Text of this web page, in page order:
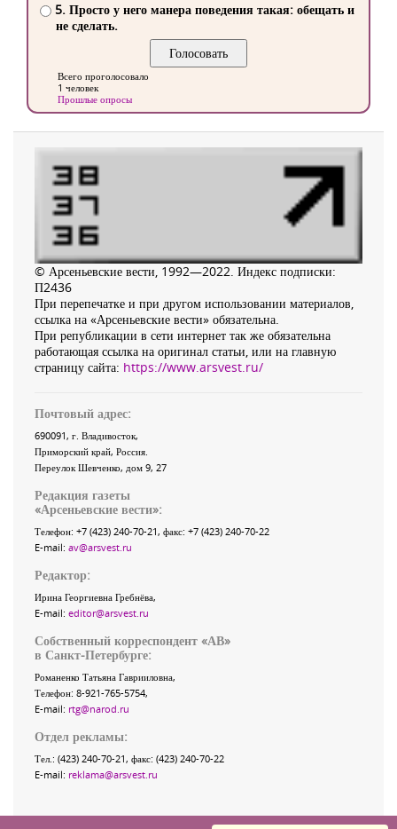
5. Просто у него манера поведения такая: обещать и
не сделать.
Всего проголосовало
1 человек
Прошлые опросы
© Арсеньевские вести, 1992—2022. Индекс подписки:
П2436
При перепечатке и при другом использовании материалов,
ссылка на «Арсеньевские вести» обязательна.
При републикации в сети интернет так же обязательна
работающая ссылка на оригинал статьи, или на главную
страницу сайта: https://www.arsvest.ru/
Почтовый адрес:
690091, г. Владивосток,
Приморский край, Россия
Переулок Шевченко, дом 9, 27
Редакция газеты
«Арсеньевские вести»:
Телефон: +7 (423) 240-70-21, факс: +7 (423) 240-70-22
E-mail: av@arsvest.ru
Редактор:
Ирина Георгиевна Гребнёва,
E-mail: editor@arsvest.ru
Собственный корреспондент «АВ»
в Санкт-Петербурге:
Романенко Татьяна Гаврииловна,
Телефон: 8-921-765-5754,
E-mail: rtg@narod.ru
Отдел рекламы:
Тел.: (423) 240-70-21, факс: (423) 240-70-22
E-mail: reklama@arsvest.ru